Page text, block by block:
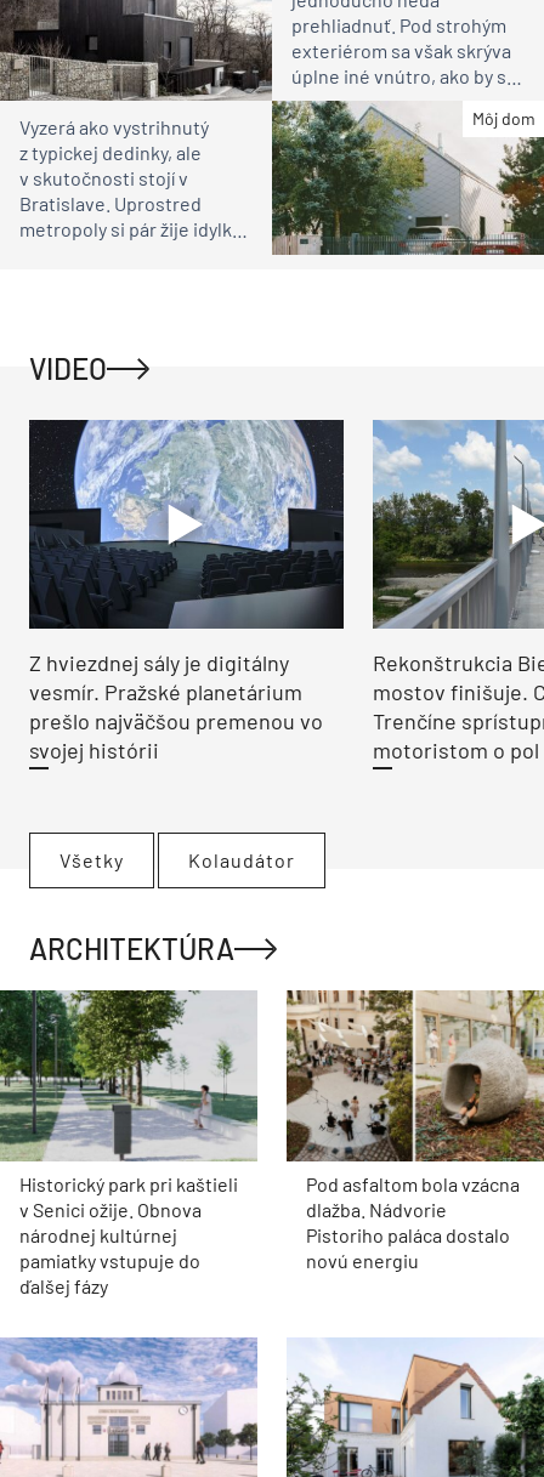
prehliadnuť. Pod strohým
exteriérom sa však skrýva
úplne iné vnútro, ako by ste
čakali
Môj dom
Vyzerá ako vystrihnutý
z typickej dedinky, ale
v skutočnosti stojí v
Bratislave. Uprostred
metropoly si pár žije idylku
VIDEO
Z hviezdnej sály je digitálny
vesmír. Pražské planetárium
prešlo najväčšou premenou vo
svojej histórii
Rekonštrukcia
mostov finišuje.
Trenčíne
motoristom o pol
Všetky Kolaudátor
ARCHITEKTÚRA
Historický park pri kaštieli
v Senici ožije. Obnova
národnej kultúrnej
pamiatky vstupuje do
ďalšej fázy
Pod asfaltom bola vzácna
dlažba. Nádvorie
Pistoriho paláca dostalo
novú energiu